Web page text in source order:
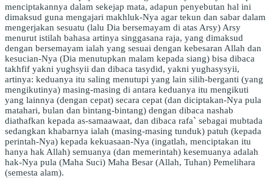
menciptakannya dalam sekejap mata, adapun penyebutan hal ini
dimaksud guna mengajari makhluk-Nya agar tekun dan sabar dalam
mengerjakan sesuatu (lalu Dia bersemayam di atas Arsy) Arsy
menurut istilah bahasa artinya singgasana raja, yang dimaksud
dengan bersemayam ialah yang sesuai dengan kebesaran Allah dan
kesucian-Nya (Dia menutupkan malam kepada siang) bisa dibaca
takhfif yakni yughsyii dan dibaca tasydid, yakni yughasysyii,
artinya: keduanya itu saling menutupi yang lain silih-berganti (yang
mengikutinya) masing-masing di antara keduanya itu mengikuti
yang lainnya (dengan cepat) secara cepat (dan diciptakan-Nya pula
matahari, bulan dan bintang-bintang) dengan dibaca nashab
diathafkan kepada as-samaawaat, dan dibaca rafa` sebagai mubtada
sedangkan khabarnya ialah (masing-masing tunduk) patuh (kepada
perintah-Nya) kepada kekuasaan-Nya (ingatlah, menciptakan itu
hanya hak Allah) semuanya (dan memerintah) kesemuanya adalah
hak-Nya pula (Maha Suci) Maha Besar (Allah, Tuhan) Pemelihara
(semesta alam).